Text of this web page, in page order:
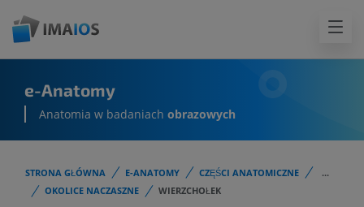
e-Anatomy
Anatomia w badaniach obrazowych
STRONA GŁÓWNA E-ANATOMY CZĘŚCI ANATOMICZNE
...
OKOLICE NACZASZNE
WIERZCHOŁEK